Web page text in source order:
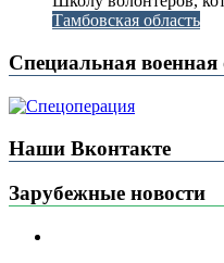
Тамбовская область
Специальная военная
Наши Вконтакте
Зарубежные новости